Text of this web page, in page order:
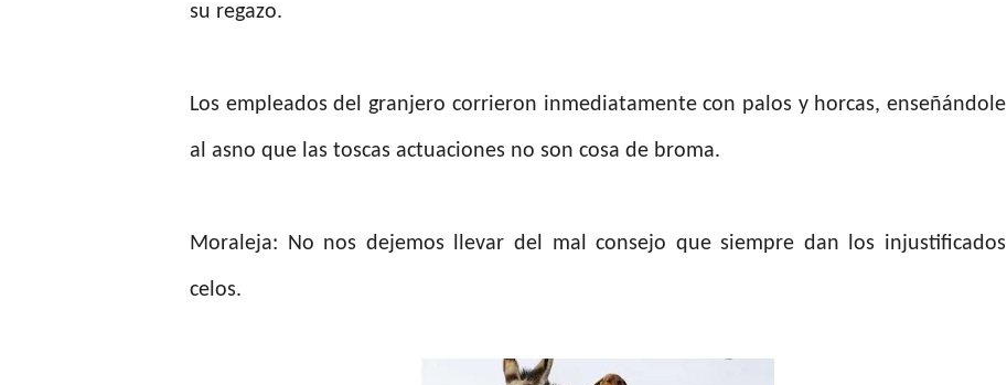
su regazo.
Los empleados del granjero corrieron inmediatamente con palos y horcas, enseñándole
al asno que las toscas actuaciones no son cosa de broma.
Moraleja: No nos dejemos llevar del mal consejo que siempre dan los injustificados
celos.